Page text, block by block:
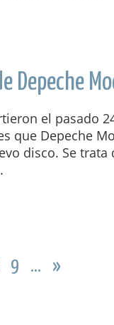
Depeche
el pasado
que Depeche
disco. Se trata
9 ... »